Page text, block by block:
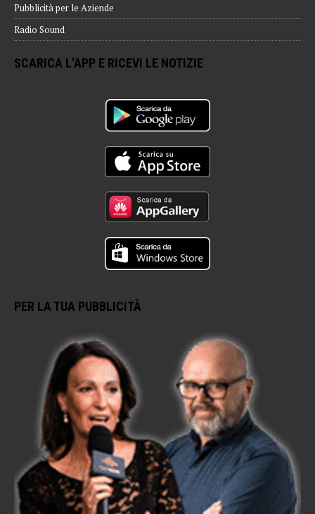
Pubblicità per le Aziende
Radio Sound
SCARICA L’APP E RICEVI LE NOTIZIE
PER LA TUA PUBBLICITÀ